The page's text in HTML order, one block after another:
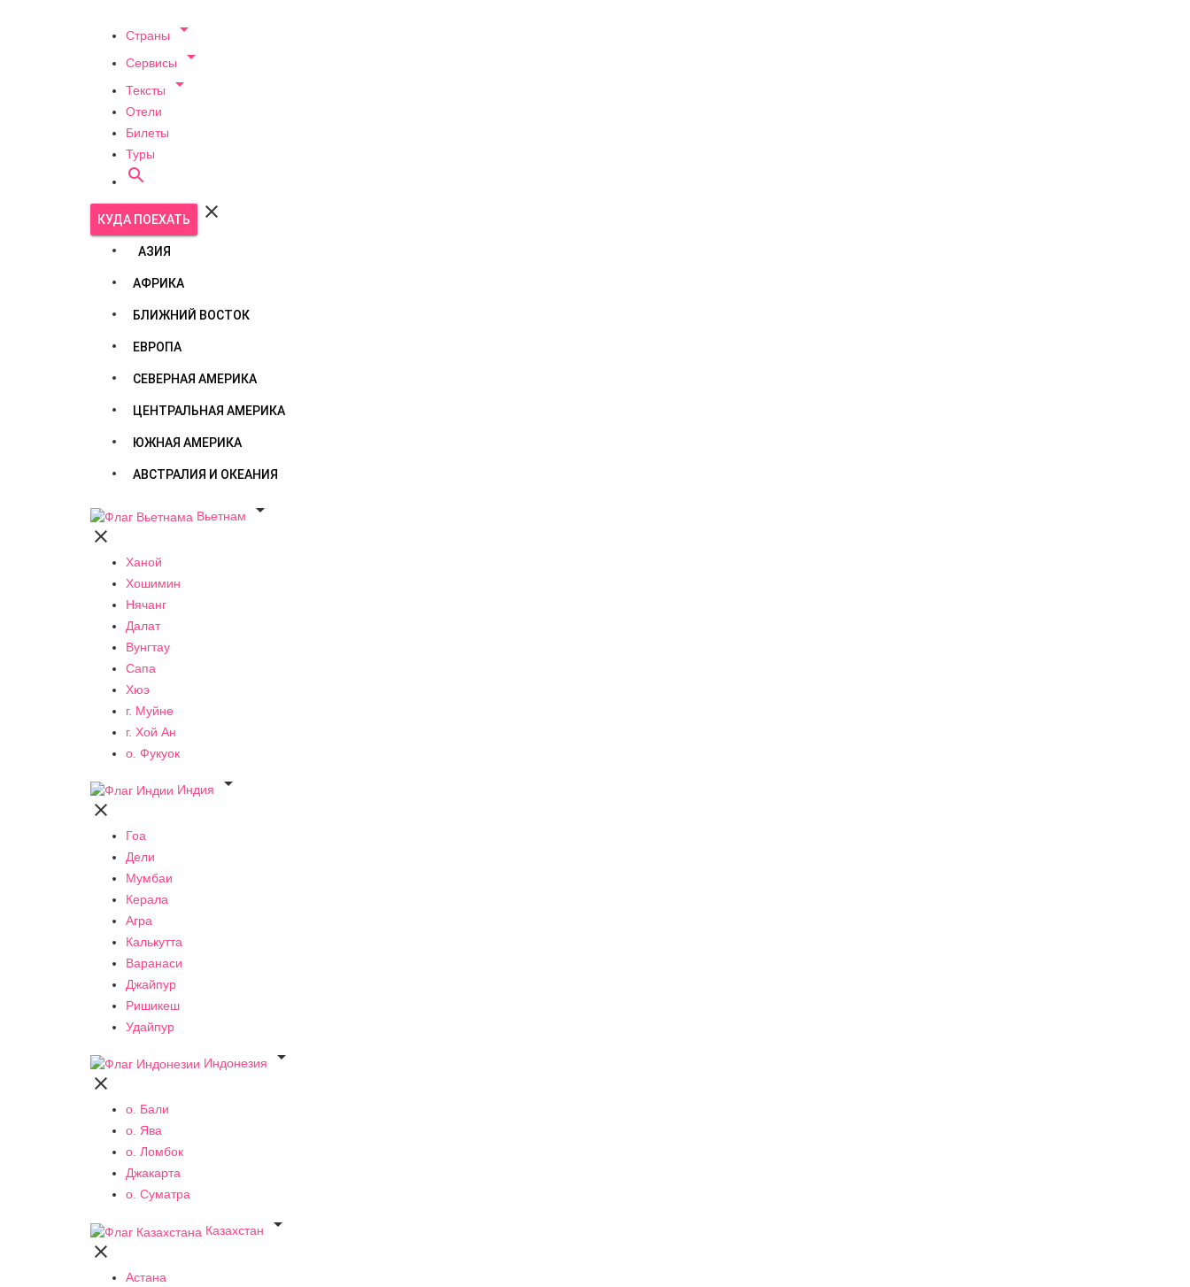
Страны 
Сервисы 
Тексты 
Отели
Билеты
Туры

КУДА ПОЕХАТЬ 
АЗИЯ
АФРИКА
БЛИЖНИЙ ВОСТОК
ЕВРОПА
СЕВЕРНАЯ АМЕРИКА
ЦЕНТРАЛЬНАЯ АМЕРИКА
ЮЖНАЯ АМЕРИКА
АВСТРАЛИЯ И ОКЕАНИЯ
Вьетнам


Ханой
Хошимин
Нячанг
Далат
Вунгтау
Сапа
Хюэ
г. Муйне
г. Хой Ан
о. Фукуок
Индия


Гоа
Дели
Мумбаи
Керала
Агра
Калькутта
Варанаси
Джайпур
Ришикеш
Удайпур
Индонезия


о. Бали
о. Ява
о. Ломбок
Джакарта
о. Суматра
Казахстан


Астана